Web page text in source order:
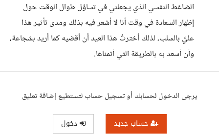
الضاغط النفسي الذي يجعلني في تساؤل طوال الوقت حول
إظهار السعادة في وقت أنا لا أشعر فيه بذلك ومدى تأثير هذا
عليَّ بالسلب، لذلك أخترتُ هذا العيد أن أقضيه كما أريد بشجاعة،
وأن أسعد به بالطريقة التي أتمناها.
يرجى الدخول لحسابك أو تسجيل حساب لتستطيع إضافة تعليق
حساب جديد دخول